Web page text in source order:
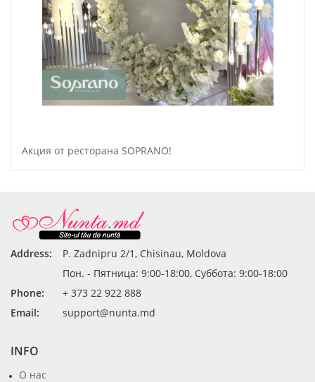
Акция от ресторана SOPRANO!
Address:
P. Zadnipru 2/1, Chisinau, Moldova
Пон. - Пятница: 9:00-18:00, Суббота: 9:00-18:00
Phone:
+ 373 22 922 888
Email:
support@nunta.md
INFO
О нас